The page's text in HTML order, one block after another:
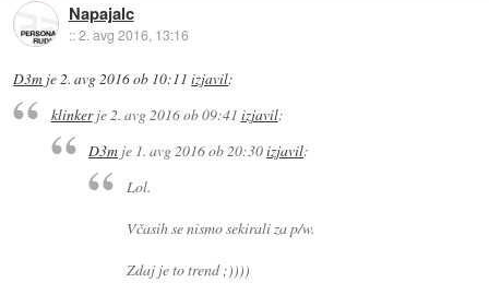
Napajalc
::2. avg 2016, 13:16
D3m je2. avg 2016 ob 10:11 izjavil:
klinkerje2. avg 2016 ob 09:41 izjavil:
D3m je 1. avg 2016 ob 20:30izjavil:
Lol.
Včasih se nismo sekirali za p/w.
Zdaj je to trend ;))))